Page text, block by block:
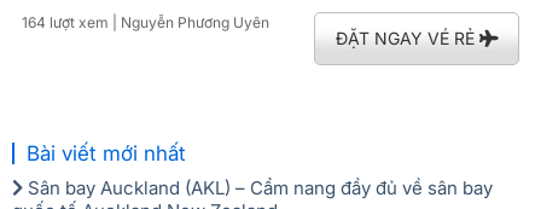
164 lượt xem | Nguyễn Phương Uyên
ĐẶT NGAY VÉ RẺ
Bài viết mới nhất
Sân bay Auckland (AKL) – Cẩm nang đầy đủ về sân bay